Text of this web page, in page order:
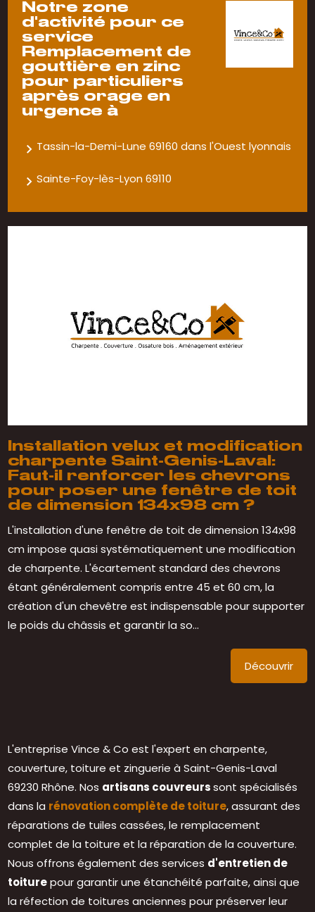
Notre zone
d'activité pour ce
service
Remplacement de
gouttière en zinc
pour particuliers
après orage en
urgence à
Tassin-la-Demi-Lune 69160 dans l'Ouest lyonnais
Sainte-Foy-lès-Lyon 69110
Installation velux et modification
charpente Saint-Genis-Laval:
Faut-il renforcer les chevrons
pour poser une fenêtre de toit
de dimension 134x98 cm ?
L'installation d'une fenêtre de toit de dimension 134x98
cm impose quasi systématiquement une modification
de charpente. L'écartement standard des chevrons
étant généralement compris entre 45 et 60 cm, la
création d'un chevêtre est indispensable pour supporter
le poids du châssis et garantir la so...
Découvrir
L'entreprise Vince & Co est l'expert en charpente,
couverture, toiture et zinguerie à Saint-Genis-Laval
69230 Rhône. Nos artisans couvreurssont spécialisés
dans la rénovation complète de toiture, assurant des
réparations de tuiles cassées, le remplacement
complet de la toiture et la réparation de la couverture.
Nous offrons également des services d'entretien de
toiturepour garantir une étanchéité parfaite, ainsi que
la réfection de toitures anciennes pour préserver leur